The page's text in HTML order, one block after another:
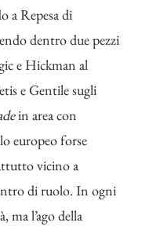
a Repesa di
dentro due pezzi
e Hickman al
e Gentile sugli
in area con
europeo forse
vicino a
di ruolo. In ogni
ma l’ago della